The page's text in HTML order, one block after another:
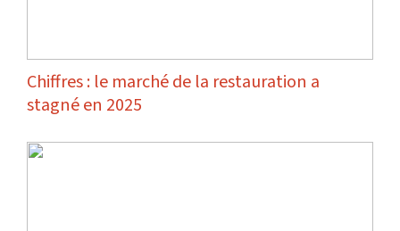
Chiffres : le marché de la restauration a
stagné en 2025